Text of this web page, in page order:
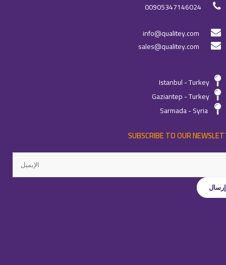
00905347146024
info@qualitey.com
sales@qualitey.com
Istanbul - Turkey
Gaziantep - Turkey
Sarmada - Syria
SUBSCRIBE TO OUR